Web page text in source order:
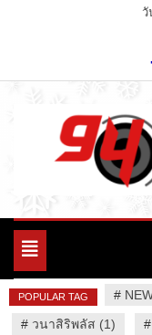
วั
94 Report.com
Variety News
Toggle
POPULAR TAG #
# วนาสิริพลัส (1) #